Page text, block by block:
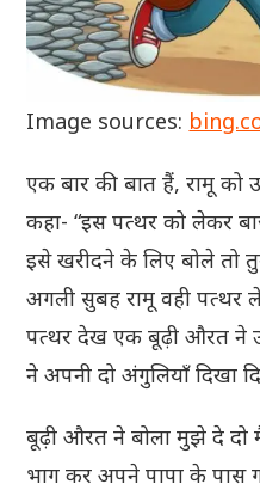
Image sources:
एक बार की बात हैं, रामू
कहा- “इस पत्थर को लेकर
इसे खरीदने के लिए बोले तो
अगली सुबह रामू वही पत्थर
पत्थर देख एक बूढ़ी औरत ने
ने अपनी दो अंगुलियाँ दिखा
बूढ़ी औरत ने बोला मुझे दे दो
भाग कर अपने पापा के पास